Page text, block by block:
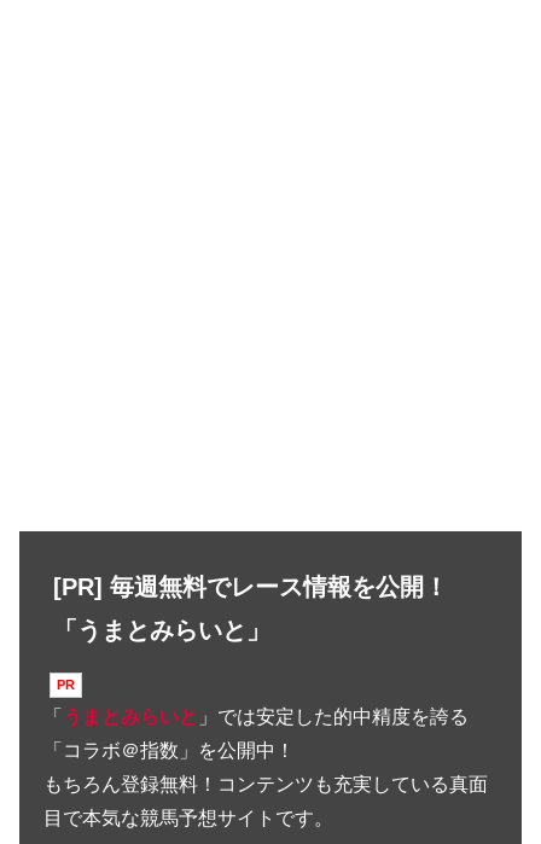
[PR] 毎週無料でレース情報を公開！
「うまとみらいと」
「 うまとみらいと 」では安定した的中精度を誇る
「コラボ＠指数」を公開中！
もちろん登録無料！コンテンツも充実している真面
目で本気な競馬予想サイトです。